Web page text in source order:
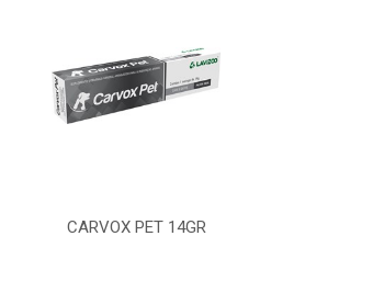
CARVOX PET 14GR